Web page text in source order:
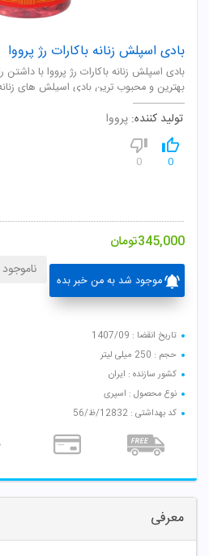
بادی اسپلش زنانه باکارات رژ پرووا
بادی اسپلش زنانه باکارات رژ پرووا با
بهترین و محبوب ترین بادی اسپلش های
تولید کننده: پرووا
0
0
345,000تومان
موجود شد به من خبر بده
ناموجود
تاریخ انقضا : 1407/09
حجم : 250 میلی لیتر
کشور سازنده : ایران
نوع محصول : اسپری
کد بهداشتی : 12832/ظ/56
معرفی